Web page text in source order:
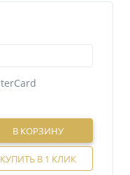
В КОРЗИНУ
КУПИТЬ В 1 КЛИК